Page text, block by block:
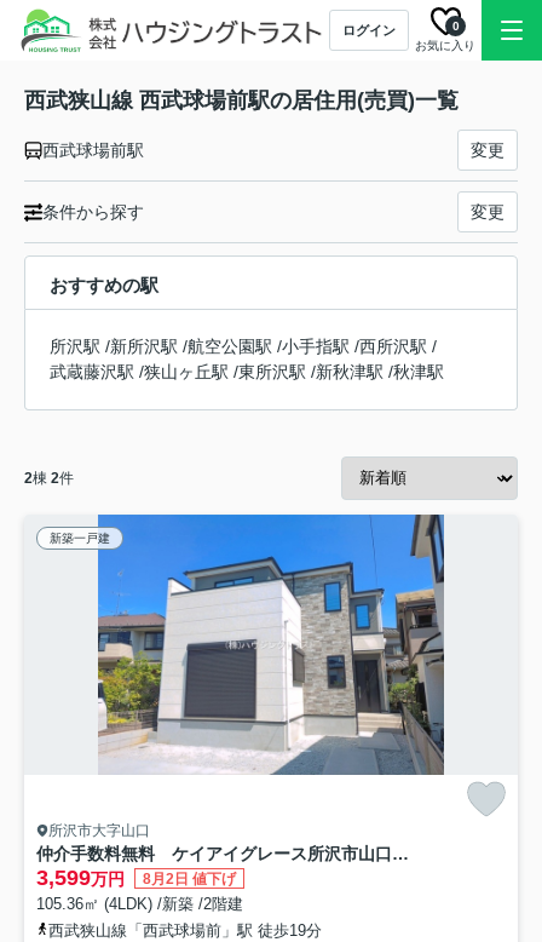
ログイン
お気に入り
0
西武狭山線 西武球場前駅の居住用(売買)一覧
西武球場前駅 変更
条件から探す 変更
おすすめの駅
所沢駅 /新所沢駅 /航空公園駅 /小手指駅 /西所沢駅 /
武蔵藤沢駅 /狭山ヶ丘駅 /東所沢駅 /新秋津駅 /秋津駅
2棟 2件
新築一戸建
所沢市大字山口
仲介手数料無料 ケイアイグレース所沢市山口8期・新築全1棟
3,599万円 8月2日 値下げ
105.36㎡ (4LDK) /新築 /2階建
西武狭山線「西武球場前」駅 徒歩19分